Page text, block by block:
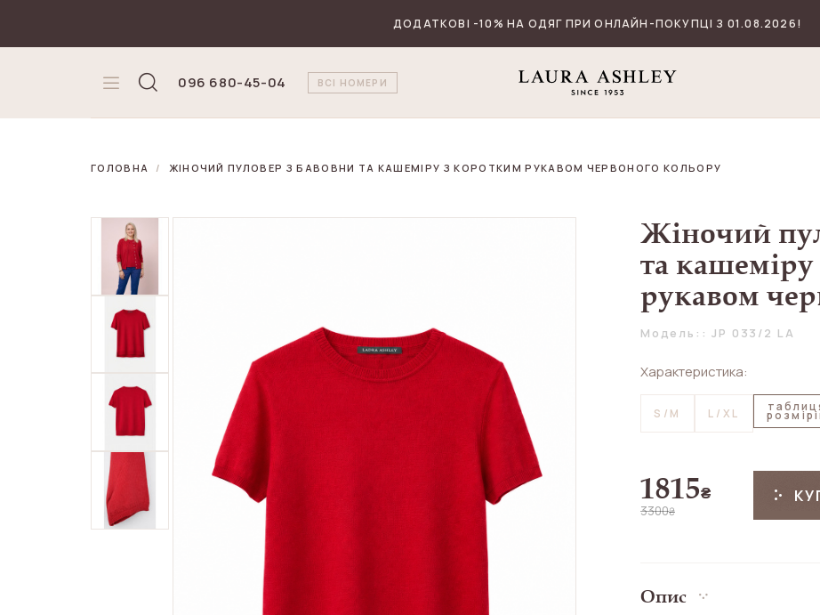
ДОДАТКОВІ -10% НА ОДЯГ ПРИ ОНЛАЙН-ПОКУПЦІ З 01.08.2026!
096 680-45-04 ВСІ НОМЕРИ
ГОЛОВНА ЖІНОЧИЙ ПУЛОВЕР З БАВОВНИ ТА КАШЕМІРУ З КОРОТКИМ РУКАВОМ ЧЕРВОНОГО КОЛЬОРУ
Жіночий
та
рукавом
Модель:: JP 033/2 LA
Характеристика:
S/M L/XL
1815₴
3300₴
Опис